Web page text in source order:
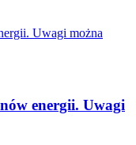
energii. Uwagi